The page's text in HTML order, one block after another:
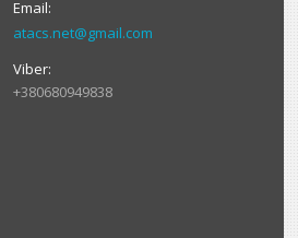
atacs.net@gmail.com
+380680949838